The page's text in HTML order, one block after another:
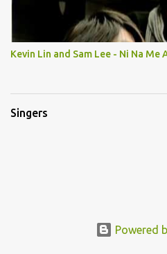
Kevin Lin and Sam Lee - Ni Na Me
Singers
Powered